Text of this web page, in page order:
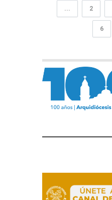
... 2
6